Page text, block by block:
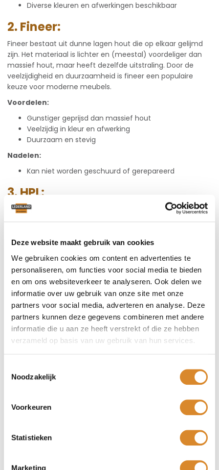
Deze website maakt gebruik van cookies
We gebruiken cookies om content en advertenties te
personaliseren, om functies voor social media te bieden
en om ons websiteverkeer te analyseren. Ook delen we
informatie over uw gebruik van onze site met onze
partners voor social media, adverteren en analyse. Deze
partners kunnen deze gegevens combineren met andere
informatie die u aan ze heeft verstrekt of die ze hebben
verzameld op basis van uw gebruik van hun services.
Noodzakelijk
Voorkeuren
Statistieken
Marketing
Diverse kleuren en afwerkingen beschikbaar
2. Fineer:
Fineer bestaat uit dunne lagen hout die op elkaar gelijmd
zijn. Het materiaal is lichter en (meestal) voordeliger dan
massief hout, maar heeft dezelfde uitstraling. Door de
veelzijdigheid en duurzaamheid is fineer een populaire
keuze voor moderne meubels.
Voordelen:
Gunstiger geprijsd dan massief hout
Veelzijdig in kleur en afwerking
Duurzaam en stevig
Nadelen:
Kan niet worden geschuurd of gerepareerd
3. HPL:
HPL, ook wel bekend als High Pressure Laminate, wordt vaak
gebruikt in commerciële meubels. Het bestaat uit
onder hoge druk en temperatuur worden samengeperst.
waardoor ze ideaal zijn voor drukbezochte ruimtes.
Voordelen:
Duurzaam en stevig
Bestand tegen beschadigingen zoals krassen en
vlekken
Eenvoudig te onderhouden en schoon te maken
4. Keramiek:
dat steeds populairder wordt. Het bestaat uit
glasvezelversterkt porselein of keramisch materiaal en
heeft een gladde, koele uitstraling. Keramische tafels zijn
bijzonder duurzaam, bestand tegen slijtage en hitte, en
Uitermate duurzaam en bestand tegen slijtage